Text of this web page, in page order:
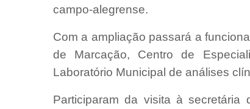
campo-alegrense.
Com a ampliação passará a
de Marcação, Centro de
Laboratório Municipal de análises
Participaram da visita à